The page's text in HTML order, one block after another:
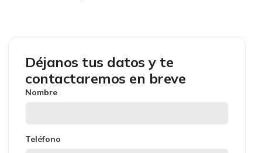
Déjanos tus datos y te
contactaremos en breve
Nombre
Teléfono